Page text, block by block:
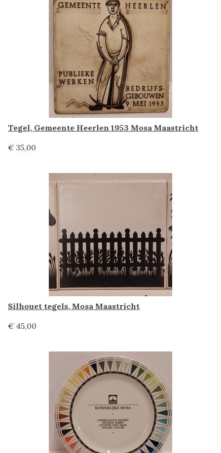
Tegel, Gemeente Heerlen 1953 Mosa Maastricht
€ 35,00
Silhouet tegels, Mosa Maastricht
€ 45,00